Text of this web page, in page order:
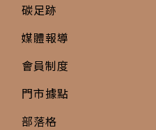
碳足跡
媒體報導
會員制度
門市據點
部落格